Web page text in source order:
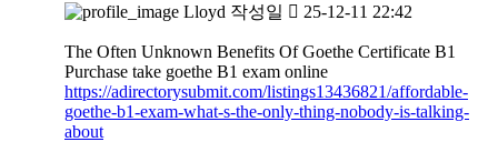
Lloyd 작성일 25-12-11 22:42
The Often Unknown Benefits Of Goethe Certificate B1
Purchase take goethe B1 exam online
https://adirectorysubmit.com/listings13436821/affordable-
goethe-b1-exam-what-s-the-only-thing-nobody-is-talking-
about